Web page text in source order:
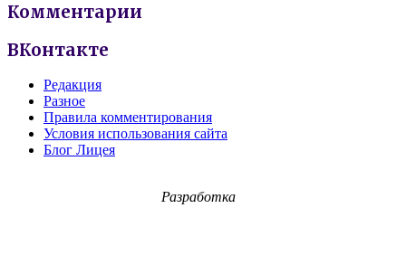
Комментарии
ВКонтакте
Редакция
Разное
Правила комментирования
Условия использования сайта
Блог Лицея
Разработка